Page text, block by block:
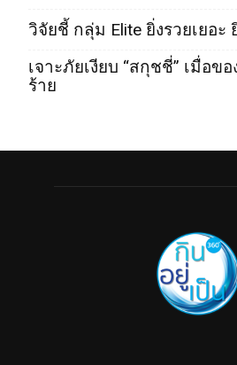
วิจัยชี้ กลุ่ม Elite ยิ่งรวยเยอะ
เจาะภัยเงียบ “สกุชชี่” เมื่อข
ร้าย